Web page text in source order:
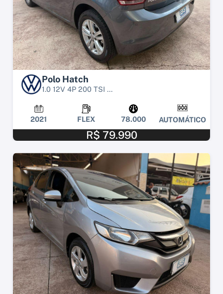
Polo Hatch
1.0 12V 4P 200 TSI ...
2021 FLEX 78.000 AUTOMÁTICO
R$ 79.990